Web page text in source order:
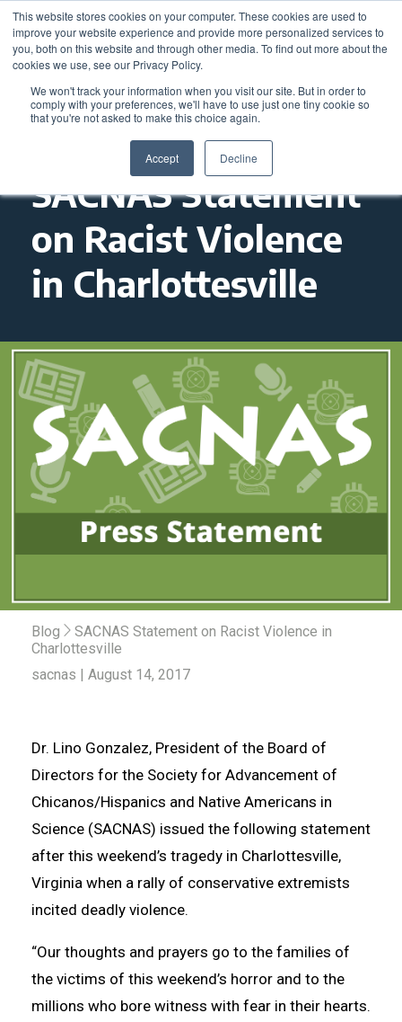
This website stores cookies on your computer. These cookies are used to
improve your website experience and provide more personalized services to
you, both on this website and through other media. To find out more about the
cookies we use, see our Privacy Policy.
We won't track your information when you visit our site. But in order to
comply with your preferences, we'll have to use just one tiny cookie so
that you're not asked to make this choice again.
Accept Decline
SACNAS Statement
on Racist Violence
in Charlottesville
Blog
SACNAS Statement on Racist Violence in
Charlottesville
sacnas | August 14, 2017
Dr. Lino Gonzalez, President of the Board of
Directors for the Society for Advancement of
Chicanos/Hispanics and Native Americans in
Science (SACNAS) issued the following statement
after this weekend’s tragedy in Charlottesville,
Virginia when a rally of conservative extremists
incited deadly violence.
“Our thoughts and prayers go to the families of
the victims of this weekend’s horror and to the
millions who bore witness with fear in their hearts.